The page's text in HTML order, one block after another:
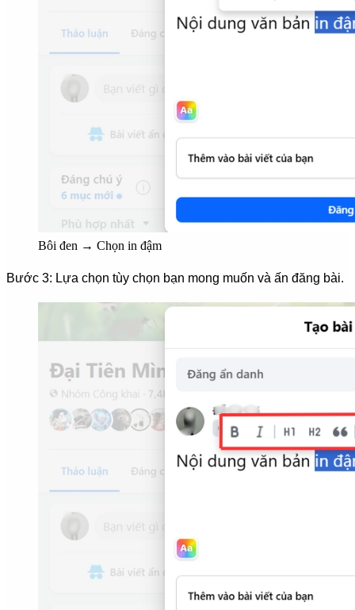
Bôi đen → Chọn in đậm
Bước 3: Lựa chọn tùy chọn bạn mong muốn và ấn đăng bài.